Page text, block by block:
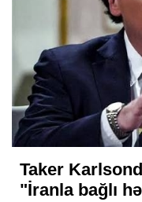
Taker
"İranla bağlı